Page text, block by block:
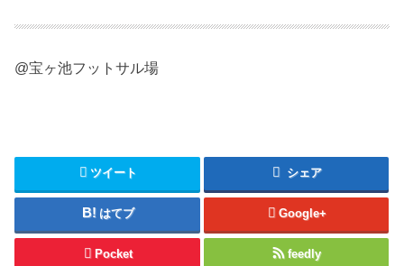
@宝ヶ池フットサル場
ツイート シェア
はてブ Google+
Pocket feedly